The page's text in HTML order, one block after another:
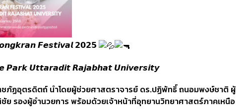
𝙁𝙚𝙨𝙩𝙞𝙫𝙖𝙡 𝟮𝟬𝟮𝟱
𝙋𝙖𝙧𝙠 𝙐𝙩𝙩𝙖𝙧𝙖𝙙𝙞𝙩 𝙍𝙖𝙟𝙖𝙗𝙝𝙖𝙩 𝙐𝙣𝙞𝙫𝙚𝙧𝙨𝙞𝙩𝙮
ฏอุตรดิตถ์ นำโดยผู้ช่วยศาสตราจารย์ ดร.ปฏิพัทธิ์ ถนอมพงษ์ชาติ ผู้
รองผู้อำนวยการ พร้อมด้วยเจ้าหน้าที่อุทยานวิทยาศาสตร์ภาคเหนือ